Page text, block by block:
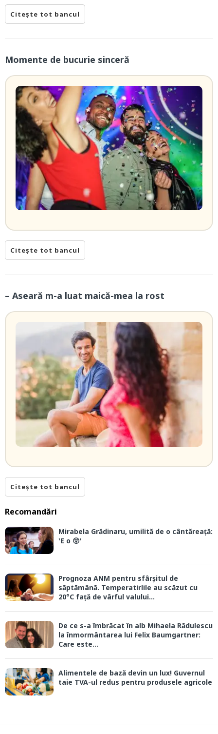
Citește tot bancul
Momente de bucurie sinceră
Citește tot bancul
– Aseară m-a luat maică-mea la rost
Citește tot bancul
Recomandări
Mirabela Grădinaru, umilită de o cântăreață:
'E o 😲'
Prognoza ANM pentru sfârșitul de
săptămână. Temperatirlile au scăzut cu
20°C față de vârful valului...
De ce s-a îmbrăcat în alb Mihaela Rădulescu
la înmormântarea lui Felix Baumgartner:
Care este...
Alimentele de bază devin un lux! Guvernul
taie TVA-ul redus pentru produsele agricole